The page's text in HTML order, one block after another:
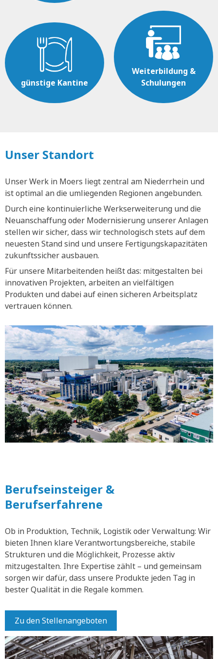
günstige Kantine
Weiterbildung &
Schulungen
Unser Standort
Unser Werk in Moers liegt zentral am Niederrhein und
ist optimal an die umliegenden Regionen angebunden.
Durch eine kontinuierliche Werkserweiterung und die
Neuanschaffung oder Modernisierung unserer Anlagen
stellen wir sicher, dass wir technologisch stets auf dem
neuesten Stand sind und unsere Fertigungskapazitäten
zukunftssicher ausbauen.
Für unsere Mitarbeitenden heißt das: mitgestalten bei
innovativen Projekten, arbeiten an vielfältigen
Produkten und dabei auf einen sicheren Arbeitsplatz
vertrauen können.
Berufseinsteiger &
Berufserfahrene
Ob in Produktion, Technik, Logistik oder Verwaltung: Wir
bieten Ihnen klare Verantwortungsbereiche, stabile
Strukturen und die Möglichkeit, Prozesse aktiv
mitzugestalten. Ihre Expertise zählt – und gemeinsam
sorgen wir dafür, dass unsere Produkte jeden Tag in
bester Qualität in die Regale kommen.
Zu den Stellenangeboten